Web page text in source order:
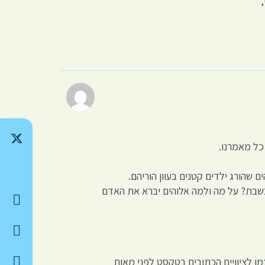
מאמרנו.
שהורג ילדים קטנים בעוון הוריהם.
בשבת? על מה ולמה אלוהים יברא את האדם
לציוויים הכתובים בטקסט לפני מאות